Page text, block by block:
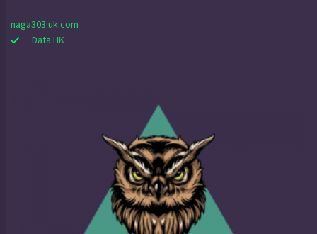
naga303.uk.com
Data HK